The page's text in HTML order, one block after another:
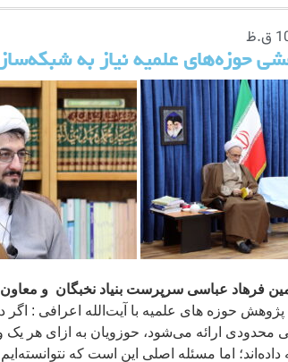
حوزه‌های علمیه نیاز به
فرهاد عباسی سرپرست بنیاد نخبگان و
حوزه های علمیه با آیت‌الله اعرافی : اگر
ارائه می‌شود، حوزویان به ازای هر یک
اما مسئله اصلی این است که نتوانسته‌ایم